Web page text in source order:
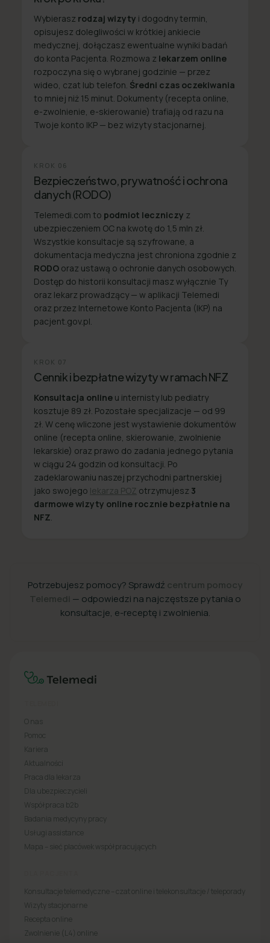
Wybierasz rodzaj wizyty i dogodny termin,
opisujesz dolegliwości w krótkiej ankiecie
medycznej, dołączasz ewentualne wyniki badań
do konta Pacjenta. Rozmowa z lekarzem online
rozpoczyna się o wybranej godzinie — przez
wideo, czat lub telefon. Średni czas oczekiwania
to mniej niż 15 minut. Dokumenty (recepta online,
e-zwolnienie, e-skierowanie) trafiają od razu na
Twoje konto IKP — bez wizyty stacjonarnej.
KROK 06
Bezpieczeństwo, prywatność i ochrona
danych (RODO)
Telemedi.com to podmiot leczniczy z
ubezpieczeniem OC na kwotę do 1,5 mln zł.
Wszystkie konsultacje są szyfrowane, a
dokumentacja medyczna jest chroniona zgodnie z
RODO oraz ustawą o ochronie danych osobowych.
Dostęp do historii konsultacji masz wyłącznie Ty
oraz lekarz prowadzący — w aplikacji Telemedi
oraz przez Internetowe Konto Pacjenta (IKP) na
pacjent.gov.pl.
KROK 07
Cennik i bezpłatne wizyty w ramach NFZ
Konsultacja online u internisty lub pediatry
kosztuje 89 zł. Pozostałe specjalizacje — od 99
zł. W cenę wliczone jest wystawienie dokumentów
online (recepta online, skierowanie, zwolnienie
lekarskie) oraz prawo do zadania jednego pytania
w ciągu 24 godzin od konsultacji. Po
zadeklarowaniu naszej przychodni partnerskiej
jako swojego lekarza POZ otrzymujesz 3
darmowe wizyty online rocznie bezpłatnie na
NFZ
Potrzebujesz pomocy? Sprawdź centrum pomocy
Telemedi — odpowiedzi na najczęstsze pytania o
konsultacje, e-receptę i zwolnienia.
O nas
Pomoc
Kariera
Aktualności
Praca dla lekarza
Dla ubezpieczycieli
Współpraca b2b
Badania medycyny pracy
Usługi assistance
Mapa – sieć placówek współpracujących
Konsultacje telemedyczne – czat online i telekonsultacje / teleporady
Wizyty stacjonarne
Recepta online
Zwolnienie (L4) online